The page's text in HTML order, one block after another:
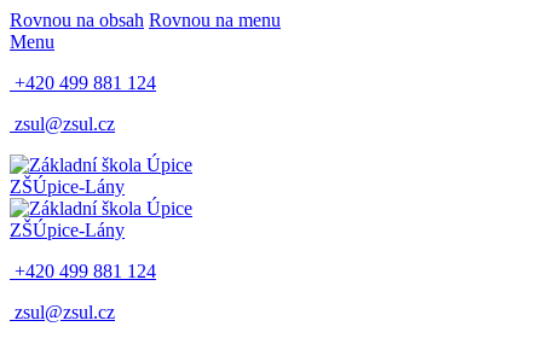
Rovnou na obsah Rovnou na menu
Menu
+420 499 881 124
zsul@zsul.cz
ZŠÚpice-Lány
ZŠÚpice-Lány
+420 499 881 124
zsul@zsul.cz